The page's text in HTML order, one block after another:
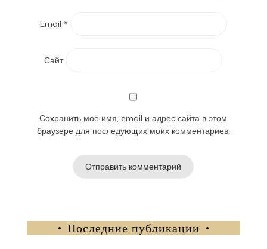
Email *
Сайт
Сохранить моё имя, email и адрес сайта в этом
браузере для последующих моих комментариев.
Последние публикации